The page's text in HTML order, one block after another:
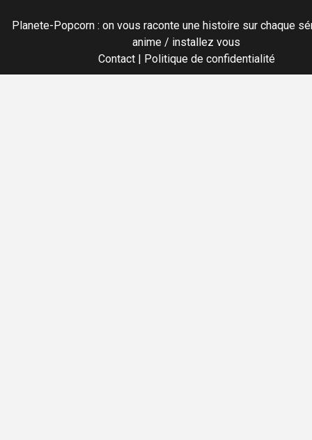
Planete-Popcorn : on vous raconte une histoire sur chaque
anime / installez vous
Contact| Politique de confidentialité